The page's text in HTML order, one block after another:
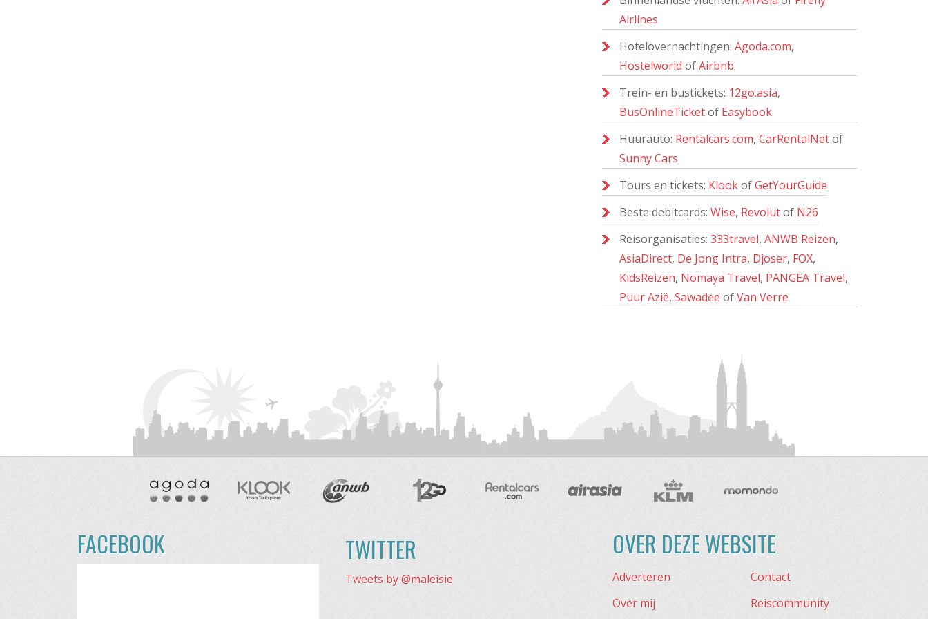
Airlines
Hotelovernachtingen: Agoda.com,
Hostelworld ofAirbnb
Trein- en bustickets: 12go.asia,
BusOnlineTicketof Easybook
Huurauto: Rentalcars.com, CarRentalNetof
Sunny Cars
Tours en tickets: KlookofGetYourGuide
Beste debitcards: Wise, Revolutof N26
Reisorganisaties: 333travel, ANWB Reizen,
AsiaDirect, De Jong Intra, Djoser, FOX,
KidsReizen, Nomaya Travel, PANGEA Travel,
Puur Azië, Sawadee ofVan Verre
FACEBOOK TWITTER
Tweets by @maleisie
OVER DEZE WEBSITE
Adverteren
Contact
Over mij
Reiscommunity